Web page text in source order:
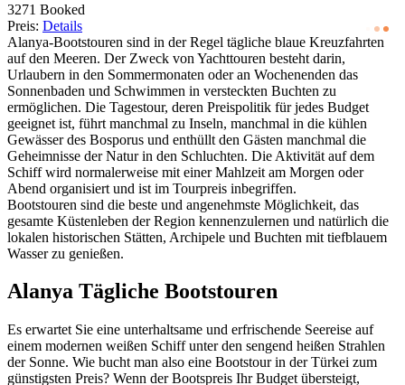
3271 Booked
Preis: Details
Alanya-Bootstouren sind in der Regel tägliche blaue Kreuzfahrten
auf den Meeren. Der Zweck von Yachttouren besteht darin,
Urlaubern in den Sommermonaten oder an Wochenenden das
Sonnenbaden und Schwimmen in versteckten Buchten zu
ermöglichen. Die Tagestour, deren Preispolitik für jedes Budget
geeignet ist, führt manchmal zu Inseln, manchmal in die kühlen
Gewässer des Bosporus und enthüllt den Gästen manchmal die
Geheimnisse der Natur in den Schluchten. Die Aktivität auf dem
Schiff wird normalerweise mit einer Mahlzeit am Morgen oder
Abend organisiert und ist im Tourpreis inbegriffen.
Bootstouren sind die beste und angenehmste Möglichkeit, das
gesamte Küstenleben der Region kennenzulernen und natürlich die
lokalen historischen Stätten, Archipele und Buchten mit tiefblauem
Wasser zu genießen.
Alanya Tägliche Bootstouren
Es erwartet Sie eine unterhaltsame und erfrischende Seereise auf
einem modernen weißen Schiff unter den sengend heißen Strahlen
der Sonne. Wie bucht man also eine Bootstour in der Türkei zum
günstigsten Preis? Wenn der Bootspreis Ihr Budget übersteigt,